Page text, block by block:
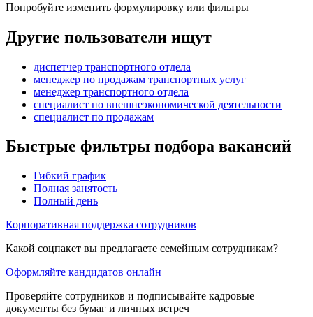
Попробуйте изменить формулировку или фильтры
Другие пользователи ищут
диспетчер транспортного отдела
менеджер по продажам транспортных услуг
менеджер транспортного отдела
специалист по внешнеэкономической деятельности
специалист по продажам
Быстрые фильтры подбора вакансий
Гибкий график
Полная занятость
Полный день
Корпоративная поддержка сотрудников
Какой соцпакет вы предлагаете семейным сотрудникам?
Оформляйте кандидатов онлайн
Проверяйте сотрудников и подписывайте кадровые
документы без бумаг и личных встреч